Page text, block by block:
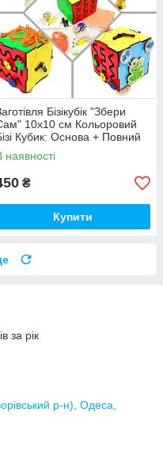
Бізікубік "Збери
10х10 см Кольоровий
Кубик: Основа + Повний
(в Розібраному
Кубік Бізи, Різнокол
наявності
₴
Купити
за рік
р-н), Одеса,